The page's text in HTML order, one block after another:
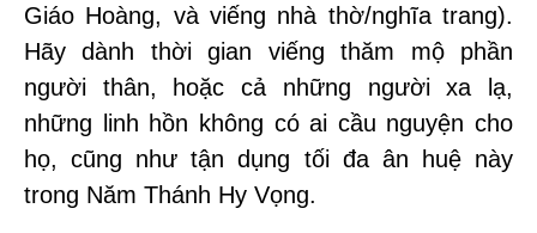
Giáo Hoàng, và viếng nhà thờ/nghĩa trang).
Hãy dành thời gian viếng thăm mộ phần
người thân, hoặc cả những người xa lạ,
những linh hồn không có ai cầu nguyện cho
họ, cũng như tận dụng tối đa ân huệ này
trong Năm Thánh Hy Vọng.